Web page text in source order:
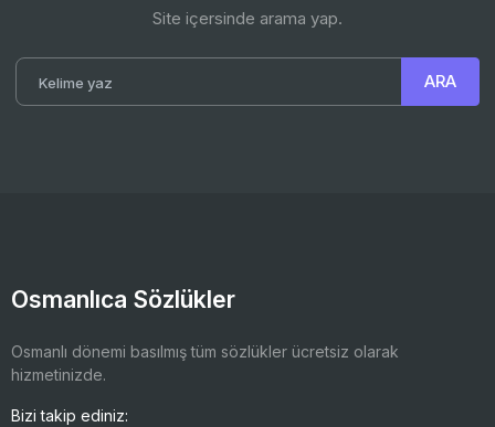
Site içersinde arama yap.
Osmanlıca Sözlükler
Osmanlı dönemi basılmış tüm sözlükler ücretsiz olarak
hizmetinizde.
Bizi takip ediniz: